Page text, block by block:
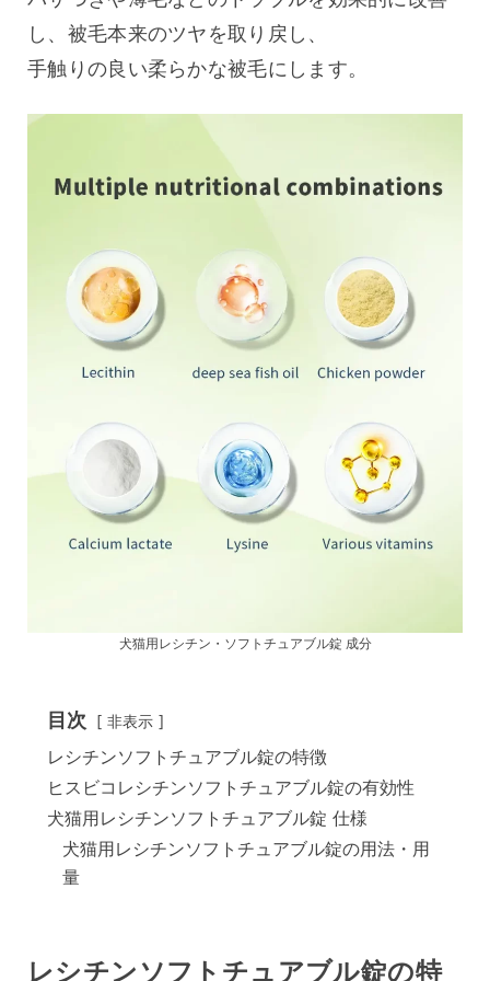
し、被毛本来のツヤを取り戻し、
手触りの良い柔らかな被毛にします。
犬猫用レシチン・ソフトチュアブル錠 成分
目次 非表示
レシチンソフトチュアブル錠の特徴
ヒスビコレシチンソフトチュアブル錠の有効性
犬猫用レシチンソフトチュアブル錠 仕様
犬猫用レシチンソフトチュアブル錠の用法・用
量
レシチンソフトチュアブル錠の特